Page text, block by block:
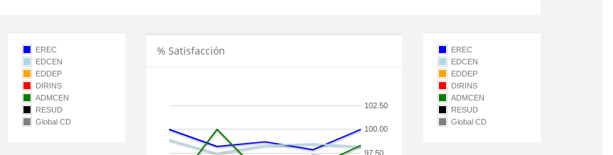
EREC
EDCEN
EDDEP
DIRINS
ADMCEN
RESUD
Global CD
% Satisfacción
97.50
100.00
102.50
EREC
EDCEN
EDDEP
DIRINS
ADMCEN
RESUD
Global CD